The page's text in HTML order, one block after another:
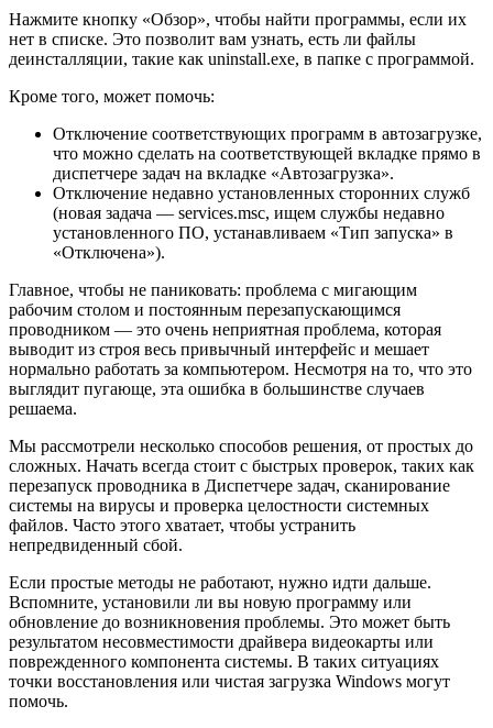
Нажмите кнопку «Обзор», чтобы найти программы, если их
нет в списке. Это позволит вам узнать, есть ли файлы
деинсталляции, такие как uninstall.exe, в папке с программой.
Кроме того, может помочь:
Отключение соответствующих программ в автозагрузке,
что можно сделать на соответствующей вкладке прямо в
диспетчере задач на вкладке «Автозагрузка».
Отключение недавно установленных сторонних служб
(новая задача — services.msc, ищем службы недавно
установленного ПО, устанавливаем «Тип запуска» в
«Отключена»).
Главное, чтобы не паниковать: проблема с мигающим
рабочим столом и постоянным перезапускающимся
проводником — это очень неприятная проблема, которая
выводит из строя весь привычный интерфейс и мешает
нормально работать за компьютером. Несмотря на то, что это
выглядит пугающе, эта ошибка в большинстве случаев
решаема.
Мы рассмотрели несколько способов решения, от простых до
сложных. Начать всегда стоит с быстрых проверок, таких как
перезапуск проводника в Диспетчере задач, сканирование
системы на вирусы и проверка целостности системных
файлов. Часто этого хватает, чтобы устранить
непредвиденный сбой.
Если простые методы не работают, нужно идти дальше.
Вспомните, установили ли вы новую программу или
обновление до возникновения проблемы. Это может быть
результатом несовместимости драйвера видеокарты или
поврежденного компонента системы. В таких ситуациях
точки восстановления или чистая загрузка Windows могут
помочь.